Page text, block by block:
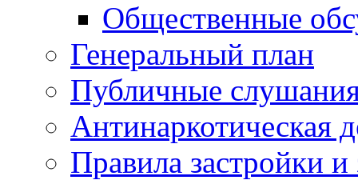
Общественные
Генеральный план
Публичные
Антинаркотическая
Правила застройки